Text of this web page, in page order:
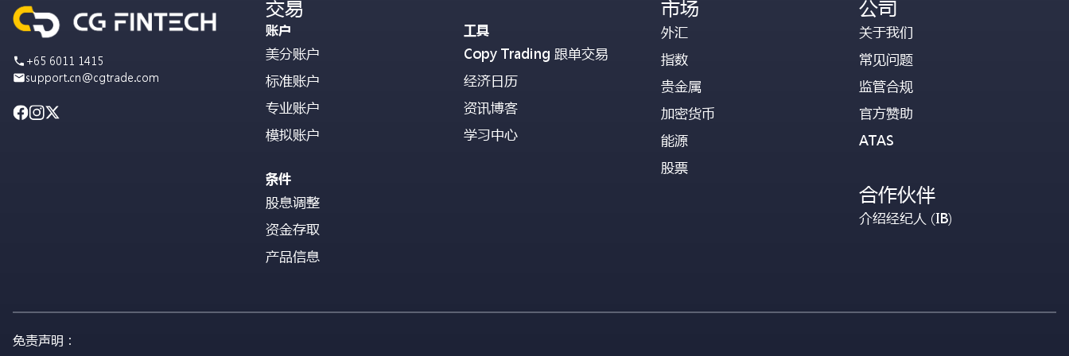
+65 6011 1415
support.cn@cgtrade.com
交易
账户
美分账户
标准账户
专业账户
模拟账户
条件
股息调整
资金存取
产品信息
工具
Copy Trading 跟单交易
经济日历
资讯博客
学习中心
市场
外汇
指数
贵金属
加密货币
能源
股票
公司
关于我们
常见问题
监管合规
官方赞助
ATAS
合作伙伴
介绍经纪人 (IB)
免责声明：